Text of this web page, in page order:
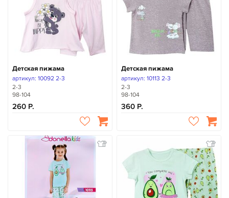
Детская пижама
артикул: 10092 2-3
2-3
98-104
260
Детская пижама
артикул: 10113 2-3
2-3
98-104
360